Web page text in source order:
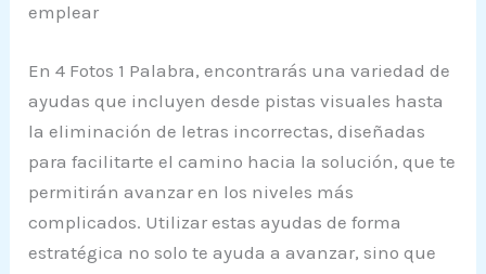
emplear
En 4 Fotos 1 Palabra, encontrarás una variedad de
ayudas que incluyen desde pistas visuales hasta
la eliminación de letras incorrectas, diseñadas
para facilitarte el camino hacia la solución, que te
permitirán avanzar en los niveles más
complicados. Utilizar estas ayudas de forma
estratégica no solo te ayuda a avanzar, sino que